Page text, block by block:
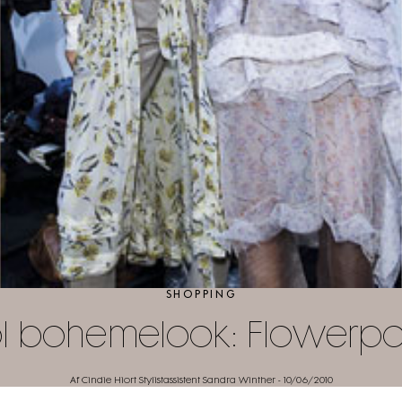
SHOPPING
bohemelook:
Af Cindie Hiort Stylistassistent Sandra Winther- 10/06/2010